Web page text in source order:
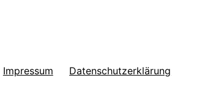
Impressum Datenschutzerklärung